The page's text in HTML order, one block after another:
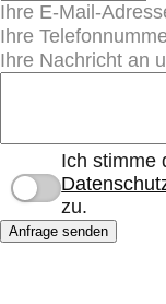
Ihre E-Mail-
Ihre
Ihre Nachricht an
Ich stimme
zu.
Anfrage senden